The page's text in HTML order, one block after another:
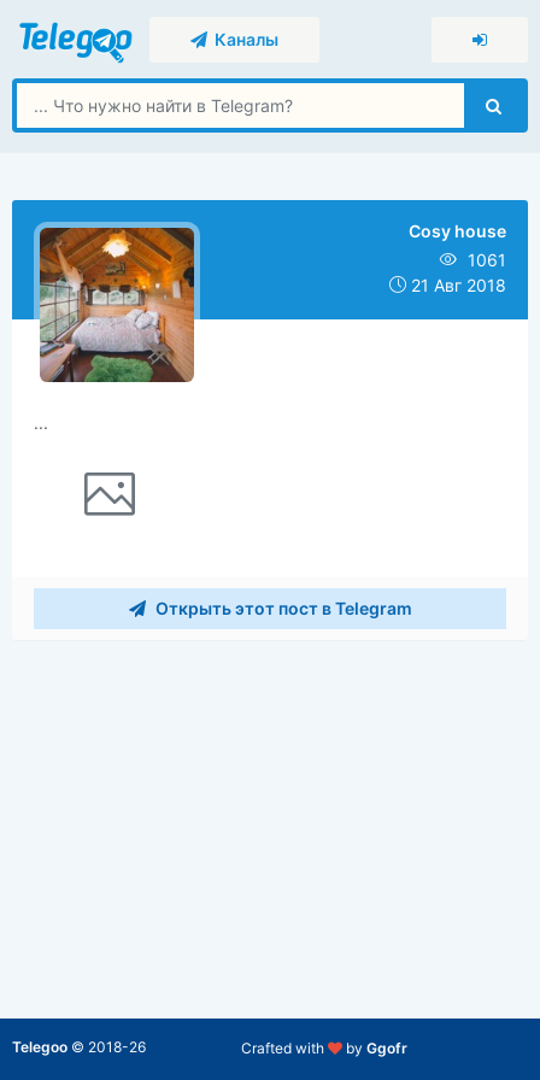
Каналы
Cosy house
1061
21 Авг 2018
...
Открыть этот пост в Telegram
Crafted with by Ggofr
Telegoo © 2018-26